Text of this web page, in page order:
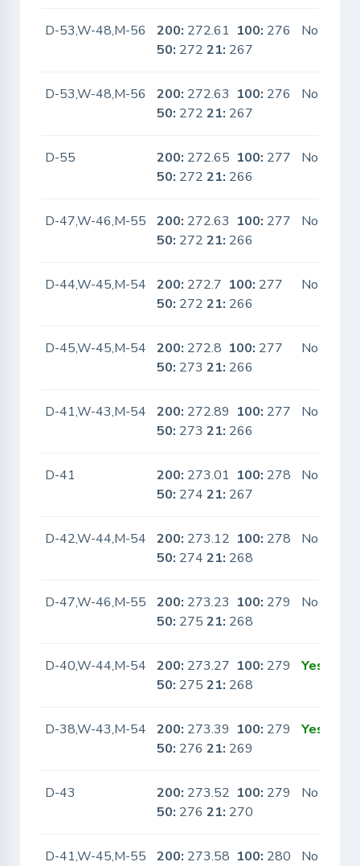
D-53,W-48,M-56 200: 272.61 100: 276
50: 27221: 267
No
D-53,W-48,M-56 200: 272.63 100: 276
50: 27221: 267
No
D-55 200: 272.65 100: 277
50: 27221: 266
No
D-47,W-46,M-55 200: 272.63 100: 277
50: 27221: 266
No
D-44,W-45,M-54 200: 272.7 100: 277
50: 27221: 266
No
D-45,W-45,M-54 200: 272.8 100: 277
50: 27321: 266
No
D-41,W-43,M-54 200: 272.89 100: 277
50: 27321: 266
No
D-41 200: 273.01 100: 278
50: 27421: 267
No
D-42,W-44,M-54 200: 273.12 100: 278
50: 27421: 268
No
D-47,W-46,M-55 200: 273.23 100: 279
50: 27521: 268
No
D-40,W-44,M-54 200: 273.27 100: 279
50: 27521: 268
Yes
D-38,W-43,M-54 200: 273.39 100: 279
50: 27621: 269
Yes
D-43 200: 273.52 100: 279
50: 27621: 270
No
D-41,W-45,M-55 200: 273.58 100: 280
No